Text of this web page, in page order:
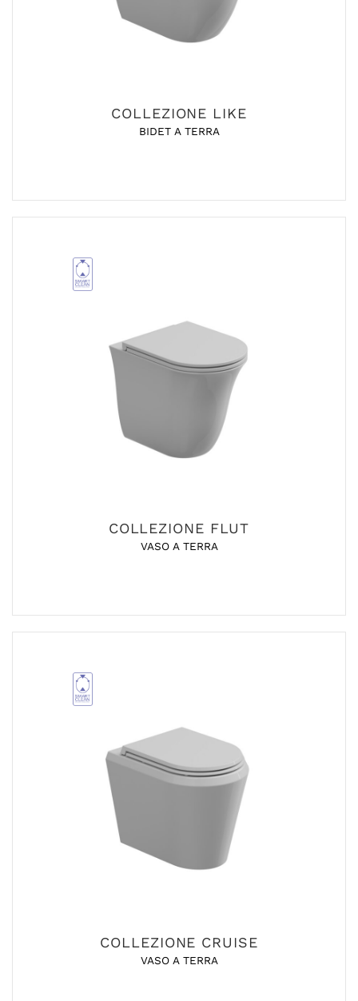
COLLEZIONE LIKE
BIDET A TERRA
COLLEZIONE FLUT
VASO A TERRA
COLLEZIONE CRUISE
VASO A TERRA